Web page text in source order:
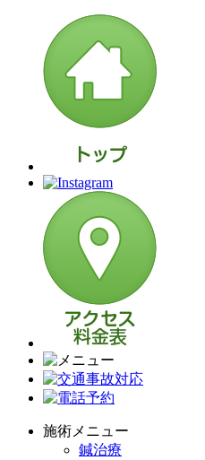
施術メニュー
鍼治療